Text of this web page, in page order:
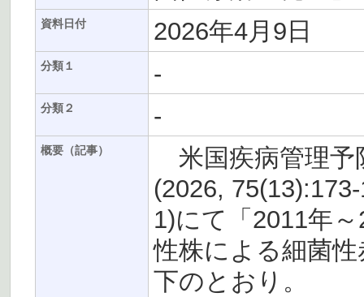
資料日付 2026年4月9日
分類１ -
分類２ -
概要（記事）
米国疾病管理予
(2026,
1)にて「2011年
性株による細菌
下のとおり。